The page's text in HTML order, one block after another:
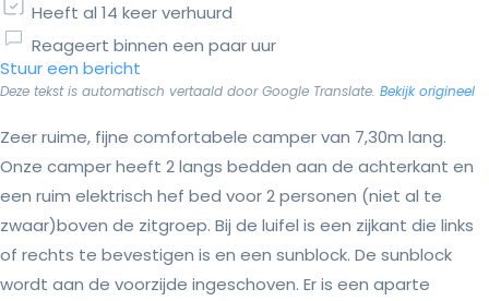
Heeft al 14 keer verhuurd
Reageert binnen een paar uur
Stuur een bericht
Deze tekst is automatisch vertaald door Google Translate. Bekijk origineel
Zeer ruime, fijne comfortabele camper van 7,30m lang.
Onze camper heeft 2 langs bedden aan de achterkant en
een ruim elektrisch hef bed voor 2 personen (niet al te
zwaar)boven de zitgroep. Bij de luifel is een zijkant die links
of rechts te bevestigen is en een sunblock. De sunblock
wordt aan de voorzijde ingeschoven. Er is een aparte